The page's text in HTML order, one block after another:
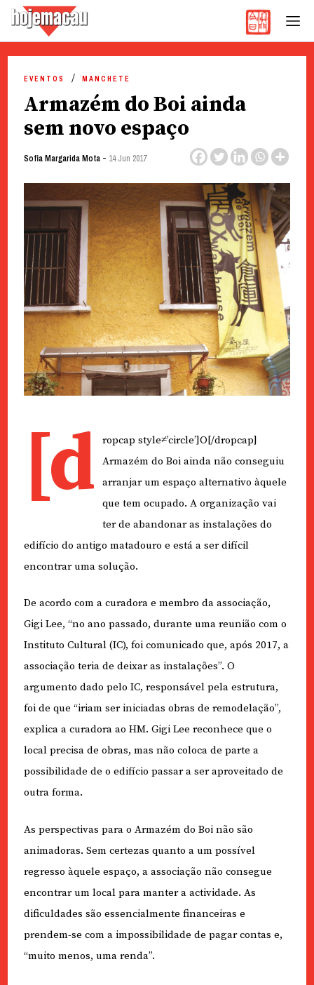
content
EVENTOS MANCHETE
Armazém do Boi ainda
sem novo espaço
Sofia Margarida Mota- 14 Jun 2017
[d
ropcap style≠’circle’]O[/dropcap]
Armazém do Boi ainda não conseguiu
arranjar um espaço alternativo àquele
que tem ocupado. A organização vai
ter de abandonar as instalações do
edifício do antigo matadouro e está a ser difícil
encontrar uma solução.
De acordo com a curadora e membro da associação,
Gigi Lee, “no ano passado, durante uma reunião com o
Instituto Cultural (IC), foi comunicado que, após 2017, a
associação teria de deixar as instalações”. O
argumento dado pelo IC, responsável pela estrutura,
foi de que “iriam ser iniciadas obras de remodelação”,
explica a curadora ao HM. Gigi Lee reconhece que o
local precisa de obras, mas não coloca de parte a
possibilidade de o edifício passar a ser aproveitado de
outra forma.
As perspectivas para o Armazém do Boi não são
animadoras. Sem certezas quanto a um possível
regresso àquele espaço, a associação não consegue
encontrar um local para manter a actividade. As
dificuldades são essencialmente financeiras e
prendem-se com a impossibilidade de pagar contas e,
“muito menos, uma renda”.